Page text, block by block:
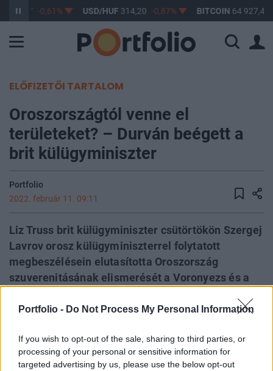
Portfolio - Do Not Process My Personal Information
If you wish to opt-out of the sale, sharing to third parties, or
processing of your personal or sensitive information for
targeted advertising by us, please use the below opt-out
363,17 -0,61% USD/HUF314,20 -0,87% BITCOIN64 927,44
ELŐFIZETŐI TARTALOM
Oroszországtól venne el
területeket? – Durván beégett a
brit külügyminiszter
Portfolio
2022. február 11. 09:11
Liz Truss brit külügyminiszter csütörtökön Szergej
Lavrov orosz külügyminiszterrel folytatott
megbeszélésein elutasította Oroszország
szuverenitásának elismerését a Voronyezs és a
hírügynökséggel egy, a tárgyalásokhoz közel álló
Oroszország részei, ezért a brit külügyminisztert
azzal támadják, nem volt elég felkészült.